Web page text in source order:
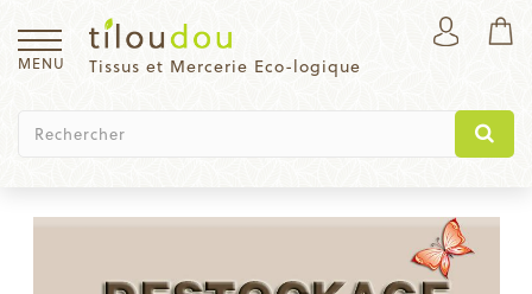
Tissus et Mercerie Eco-logique
MENU